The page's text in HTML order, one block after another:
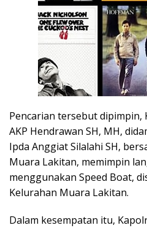
Pencarian tersebut dipimpin,
AKP Hendrawan SH, MH,
Ipda Anggiat Silalahi SH,
Muara Lakitan, memimpin
menggunakan Speed Boat,
Kelurahan Muara Lakitan.
Dalam kesempatan itu,